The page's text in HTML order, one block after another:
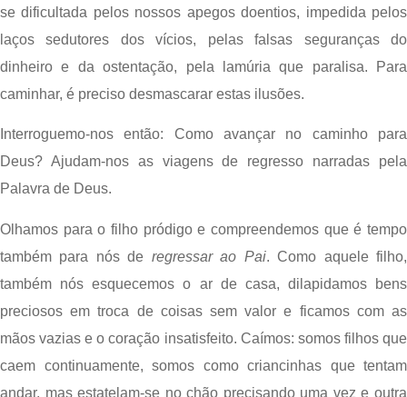
se dificultada pelos nossos apegos doentios, impedida pelos
laços sedutores dos vícios, pelas falsas seguranças do
dinheiro e da ostentação, pela lamúria que paralisa. Para
caminhar, é preciso desmascarar estas ilusões.
Interroguemo-nos então: Como avançar no caminho para
Deus? Ajudam-nos as viagens de regresso narradas pela
Palavra de Deus.
Olhamos para o filho pródigo e compreendemos que é tempo
também para nós de regressar ao Pai. Como aquele filho,
também nós esquecemos o ar de casa, dilapidamos bens
preciosos em troca de coisas sem valor e ficamos com as
mãos vazias e o coração insatisfeito. Caímos: somos filhos que
caem continuamente, somos como criancinhas que tentam
andar, mas estatelam-se no chão precisando uma vez e outra